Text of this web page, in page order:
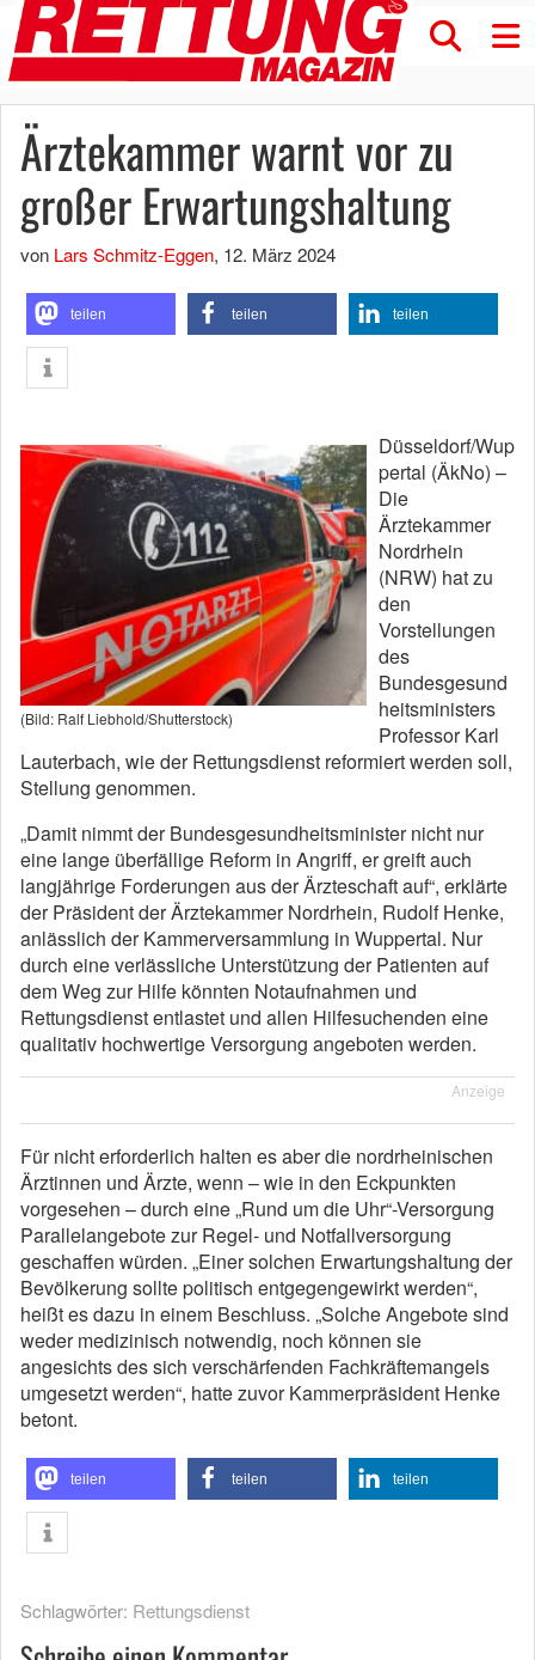
Ärztekammer warnt vor zu
großer Erwartungshaltung
von Lars Schmitz-Eggen, 12. März 2024
teilen teilen teilen
(Bild: Ralf Liebhold/Shutterstock)
Düsseldorf/Wup
pertal (ÄkNo) –
Die
Ärztekammer
Nordrhein
(NRW) hat zu
den
Vorstellungen
des
Bundesgesund
heitsministers
Professor Karl
Lauterbach, wie der Rettungsdienst reformiert werden soll,
Stellung genommen.
„Damit nimmt der Bundesgesundheitsminister nicht nur
eine lange überfällige Reform in Angriff, er greift auch
langjährige Forderungen aus der Ärzteschaft auf“, erklärte
der Präsident der Ärztekammer Nordrhein, Rudolf Henke,
anlässlich der Kammerversammlung in Wuppertal. Nur
durch eine verlässliche Unterstützung der Patienten auf
dem Weg zur Hilfe könnten Notaufnahmen und
Rettungsdienst entlastet und allen Hilfesuchenden eine
qualitativ hochwertige Versorgung angeboten werden.
Anzeige
Für nicht erforderlich halten es aber die nordrheinischen
Ärztinnen und Ärzte, wenn – wie in den Eckpunkten
vorgesehen – durch eine „Rund um die Uhr“-Versorgung
Parallelangebote zur Regel- und Notfallversorgung
geschaffen würden. „Einer solchen Erwartungshaltung der
Bevölkerung sollte politisch entgegengewirkt werden“,
heißt es dazu in einem Beschluss. „Solche Angebote sind
weder medizinisch notwendig, noch können sie
angesichts des sich verschärfenden Fachkräftemangels
umgesetzt werden“, hatte zuvor Kammerpräsident Henke
betont.
teilen teilen teilen
Schlagwörter: Rettungsdienst